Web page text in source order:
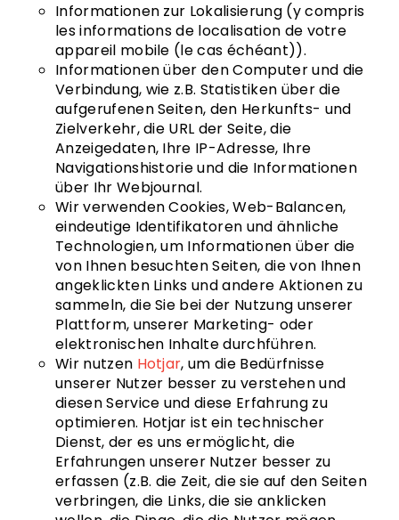
Informationen zur Lokalisierung (y compris
les informations de localisation de votre
appareil mobile (le cas échéant)).
Informationen über den Computer und die
Verbindung, wie z.B. Statistiken über die
aufgerufenen Seiten, den Herkunfts- und
Zielverkehr, die URL der Seite, die
Anzeigedaten, Ihre IP-Adresse, Ihre
Navigationshistorie und die Informationen
über Ihr Webjournal.
Wir verwenden Cookies, Web-Balancen,
eindeutige Identifikatoren und ähnliche
Technologien, um Informationen über die
von Ihnen besuchten Seiten, die von Ihnen
angeklickten Links und andere Aktionen zu
sammeln, die Sie bei der Nutzung unserer
Plattform, unserer Marketing- oder
elektronischen Inhalte durchführen.
Wir nutzen Hotjar, um die Bedürfnisse
unserer Nutzer besser zu verstehen und
diesen Service und diese Erfahrung zu
optimieren. Hotjar ist ein technischer
Dienst, der es uns ermöglicht, die
Erfahrungen unserer Nutzer besser zu
erfassen (z.B. die Zeit, die sie auf den Seiten
verbringen, die Links, die sie anklicken